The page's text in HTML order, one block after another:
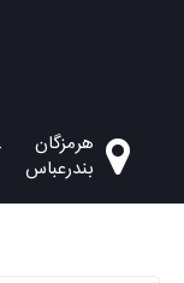
هرمزگان
بندرعباس